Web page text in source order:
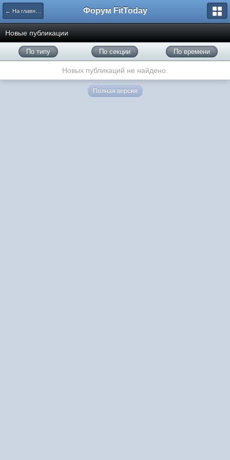
← На главную Форум FitToday
Новые публикации
По типу По секции По времени
Новых публикаций не найдено.
Полная версия